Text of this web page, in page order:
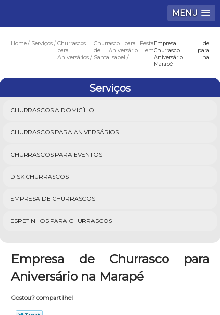
MENU
Home Serviços
Churrascos
para
Aniversários
Churrasco para Festa
de Aniversário em
Santa Isabel
Empresa de
Churrasco para
Aniversário na
Marapé
Serviços
CHURRASCOS A DOMICÍLIO
CHURRASCOS PARA ANIVERSÁRIOS
CHURRASCOS PARA EVENTOS
DISK CHURRASCOS
EMPRESA DE CHURRASCOS
ESPETINHOS PARA CHURRASCOS
Empresa de Churrasco para
Aniversário na Marapé
Gostou? compartilhe!